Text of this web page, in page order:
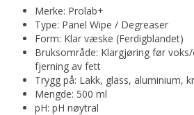
Merke: Prolab+
Type: Panel Wipe / Degreaser
Form: Klar væske (Ferdigblandet)
Bruksområde: Klargjøring før
fjerning av fett
Trygg på: Lakk, glass, aluminium,
Mengde: 500 ml
pH: pH nøytral